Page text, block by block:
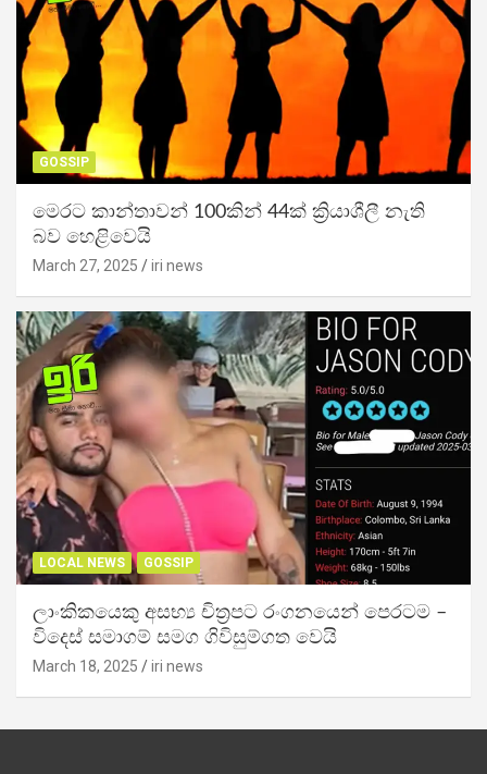
GOSSIP
මෙරට කාන්තාවන් 100කින් 44ක් ක්‍රියාශීලී නැති
බව හෙළිවෙයි
March 27, 2025 iri news
LOCAL NEWS GOSSIP
ලාංකිකයෙකු අසභ්‍ය චිත්‍රපට රංගනයෙන් පෙරටම –
විදෙස් සමාගම් සමග ගිවිසුම්ගත වෙයි
March 18, 2025 iri news